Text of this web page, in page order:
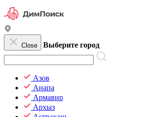
Close Выберите город
Азов
Анапа
Армавир
Архыз